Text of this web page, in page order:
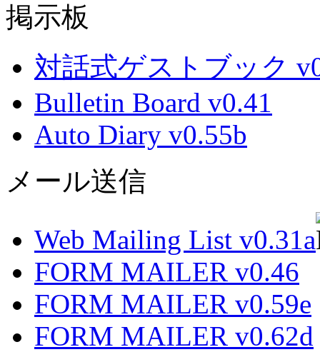
掲示板
対話式ゲストブック
Bulletin Board v0.41
Auto Diary v0.55b
メール送信
Web Mailing List v0.31a
FORM MAILER v0.46
FORM MAILER v0.59e
FORM MAILER v0.62d